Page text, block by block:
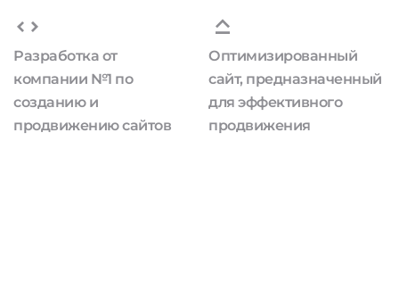
Разработка от
компании №1 по
созданию и
продвижению сайтов
Оптимизированный
сайт, предназначенный
для эффективного
продвижения